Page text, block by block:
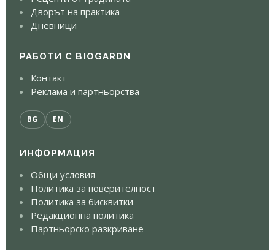
Дворът на практика
Дневници
РАБОТИ С BIOGARDN
Контакт
Реклама и партньорства
BG EN
ИНФОРМАЦИЯ
Общи условия
Политика за поверителност
Политика за бисквитки
Редакционна политика
Партньорско разкриване